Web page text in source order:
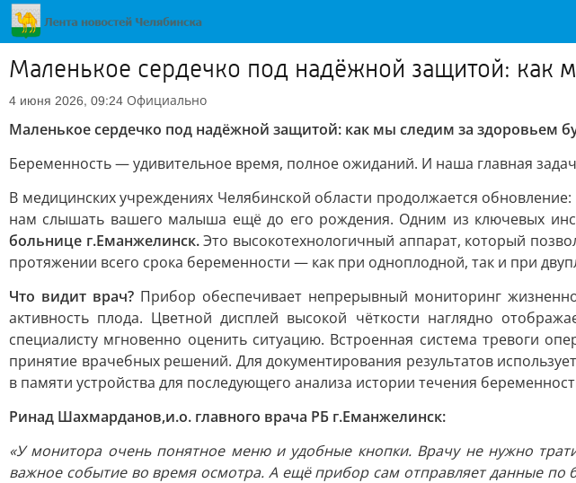
Маленькое сердечко под надёжной защитой:
4 июня 2026, 09:24 Официально
Маленькое сердечко под надёжной защитой: как мы следим за здоровьем
Беременность — удивительное время, полное ожиданий. И наша главная
В медицинских учреждениях Челябинской области продолжается
нам слышать вашего малыша ещё до его рождения. Одним из ключевых
больнице г.Еманжелинск.Это высокотехнологичный аппарат, который
протяжении всего срока беременности — как при одноплодной, так и при
Что видит врач? Прибор обеспечивает непрерывный мониторинг
активность плода. Цветной дисплей высокой чёткости наглядно
специалисту мгновенно оценить ситуацию. Встроенная система тревоги
принятие врачебных решений. Для документирования результатов
в памяти устройства для последующего анализа истории течения
Ринад Шахмарданов,и.о. главного врача РБ г.Еманжелинск:
«У монитора очень понятное меню и удобные кнопки. Врачу не нужно
важное событие во время осмотра. А ещё прибор сам отправляет данные по